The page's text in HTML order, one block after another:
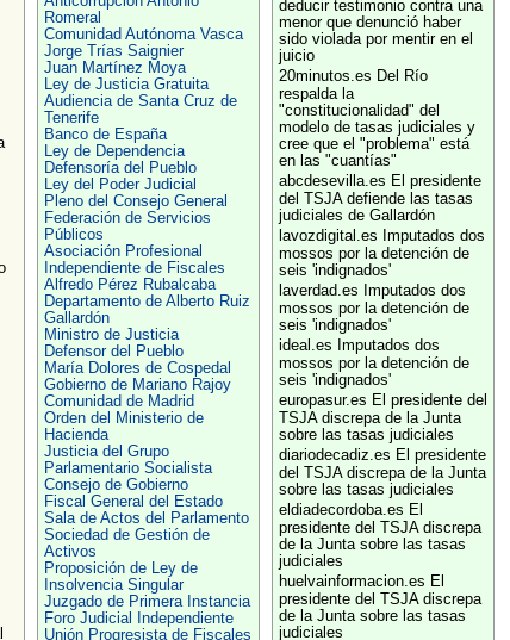
Romeral
Comunidad Autónoma Vasca
Jorge Trías Saignier
Juan Martínez Moya
Ley de Justicia Gratuita
Audiencia de Santa Cruz de
Tenerife
Banco de España
Ley de Dependencia
Defensoría del Pueblo
Ley del Poder Judicial
Pleno del Consejo General
Federación de Servicios
Públicos
Asociación Profesional
Independiente de Fiscales
Alfredo Pérez Rubalcaba
Departamento de Alberto Ruiz
Gallardón
Ministro de Justicia
Defensor del Pueblo
María Dolores de Cospedal
Gobierno de Mariano Rajoy
Comunidad de Madrid
Orden del Ministerio de
Hacienda
Justicia del Grupo
Parlamentario Socialista
Consejo de Gobierno
Fiscal General del Estado
Sala de Actos del Parlamento
Sociedad de Gestión de
Activos
Proposición de Ley de
Insolvencia Singular
Juzgado de Primera Instancia
Foro Judicial Independiente
Unión Progresista de Fiscales
deducir testimonio contra una
menor que denunció haber
sido violada por mentir en el
juicio
20minutos.es Del Río
respalda la
"constitucionalidad" del
modelo de tasas judiciales y
cree que el "problema" está
en las "cuantías"
abcdesevilla.es El presidente
del TSJA defiende las tasas
judiciales de Gallardón
lavozdigital.es
Imputados dos
mossos por la detención de
seis 'indignados'
laverdad.es
Imputados dos
mossos por la detención de
seis 'indignados'
ideal.es
Imputados dos
mossos por la detención de
seis 'indignados'
europasur.es El presidente del
TSJA discrepa de la Junta
sobre las tasas judiciales
diariodecadiz.es El presidente
del TSJA discrepa de la Junta
sobre las tasas judiciales
eldiadecordoba.es El
presidente del TSJA discrepa
de la Junta sobre las tasas
judiciales
huelvainformacion.es El
presidente del TSJA discrepa
de la Junta sobre las tasas
judiciales